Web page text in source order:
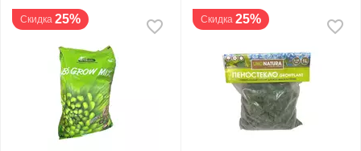
Скидка 25% Скидка 25%